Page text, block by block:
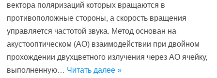
вектора поляризаций которых вращаются в
противоположные стороны, а скорость вращения
управляется частотой звука. Метод основан на
акустооптическом (АО) взаимодействии при двойном
прохождении двухцветного излучения через АО ячейку,
выполненную… Читать далее »